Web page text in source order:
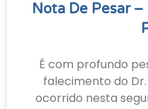
Nota De Pesar
É com profundo
falecimento do
ocorrido nesta